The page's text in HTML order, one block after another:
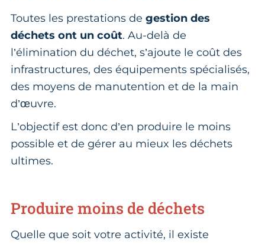
Toutes les prestations de gestion des
déchets ont un coût. Au-delà de
l’élimination du déchet, s’ajoute le coût des
infrastructures, des équipements spécialisés,
des moyens de manutention et de la main
d’œuvre.
L’objectif est donc d’en produire le moins
possible et de gérer au mieux les déchets
ultimes.
Produire moins de déchets
Quelle que soit votre activité, il existe